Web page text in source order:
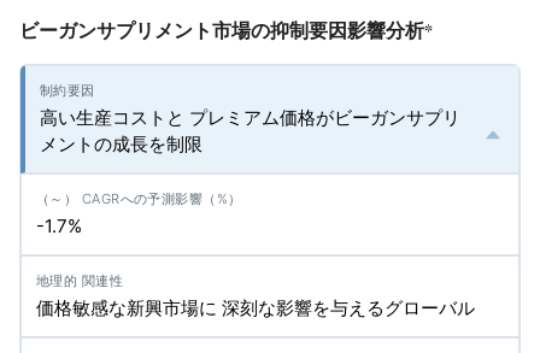
ビーガンサプリメント市場の抑制要因影響分析*
高い生産コストと プレミアム価格がビーガンサプリ
メントの成長を制限
-1.7%
価格敏感な新興市場に 深刻な影響を与えるグローバル